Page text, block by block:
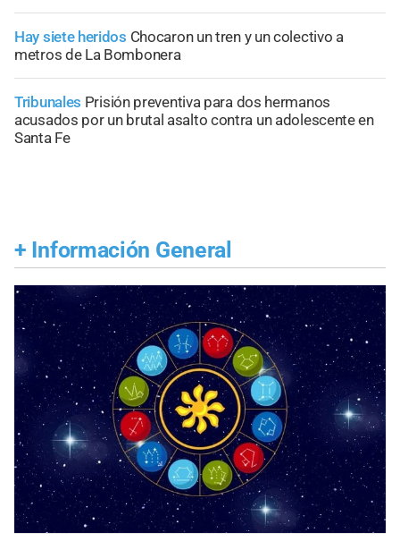
Hay siete heridos Chocaron un tren y un colectivo a
metros de La Bombonera
Tribunales Prisión preventiva para dos hermanos
acusados por un brutal asalto contra un adolescente en
Santa Fe
+ Información General